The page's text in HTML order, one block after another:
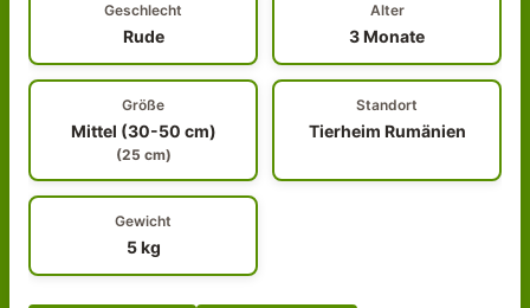
Geschlecht
Rude
Alter
3 Monate
Größe
Mittel (30-50 cm)
(25 cm)
Standort
Tierheim Rumänien
Gewicht
5kg